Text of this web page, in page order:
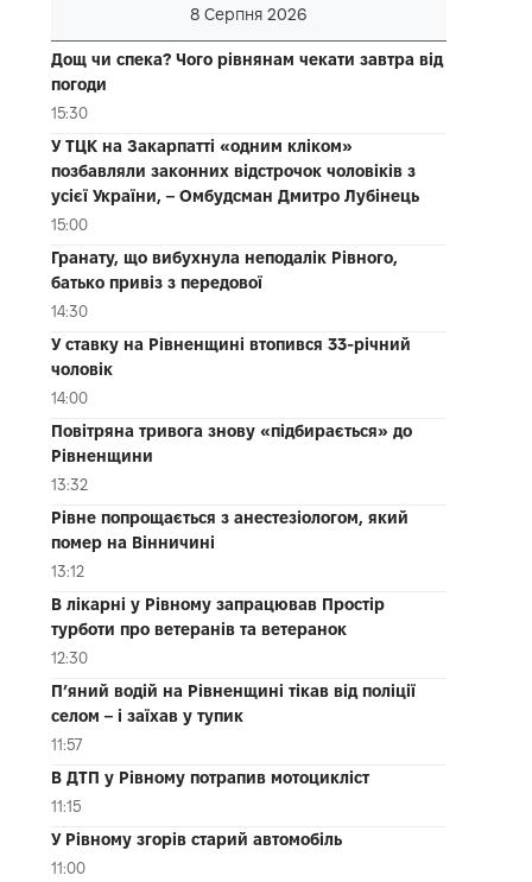
8 Серпня 2026
Дощ чи спека? Чого рівнянам чекати завтра від
погоди
15:30
У ТЦК на Закарпатті «одним кліком»
позбавляли законних відстрочок чоловіків з
усієї України, – Омбудсман Дмитро Лубінець
15:00
Гранату, що вибухнула неподалік Рівного,
батько привіз з передової
14:30
У ставку на Рівненщині втопився 33-річний
чоловік
14:00
Повітряна тривога знову «підбирається» до
Рівненщини
13:32
Рівне попрощається з анестезіологом, який
помер на Вінничині
13:12
В лікарні у Рівному запрацював Простір
турботи про ветеранів та ветеранок
12:30
П’яний водій на Рівненщині тікав від поліції
селом – і заїхав у тупик
11:57
В ДТП у Рівному потрапив мотоцикліст
11:15
У Рівному згорів старий автомобіль
11:00